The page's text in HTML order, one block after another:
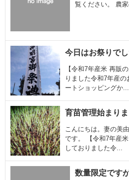
覧ください。 農
今日はお祭りで
【令和7年産米 再販
りました令和7年産
ートショッピングか...
育苗管理始まりま
こんにちは。妻の美
です。 【令和7年産
しておりました令...
数量限定です